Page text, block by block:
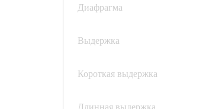
Диафрагма
Выдержка
Короткая выдержка